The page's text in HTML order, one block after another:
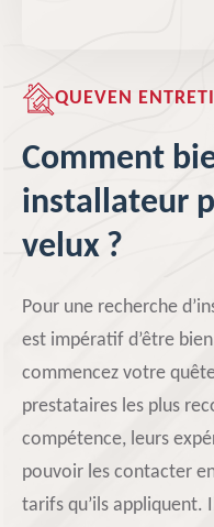
QUEVEN
Comment
installateur
velux ?
Pour une recherche
est impératif d’être
commencez votre
prestataires les plus
compétence, leurs
pouvoir les contacter
tarifs qu’ils appliquent.